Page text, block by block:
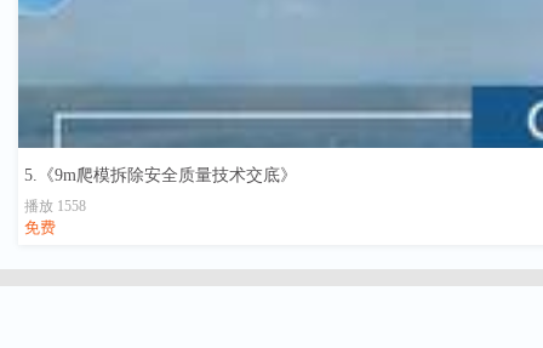
5.《9m爬模拆除安全质量技术交底》
播放 1558
免费